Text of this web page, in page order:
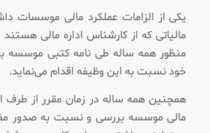
یکی از الزامات عملکرد مالی موسسات
مالیاتی که از کارشناس اداره مالی
منظور همه ساله طی نامه کتبی موسسه
خود نسبت به این وظیفه اقدام می‌نماید.
همچنین همه ساله در زمان مقرر از طرف
مالی موسسه بررسی و نسبت به صدور